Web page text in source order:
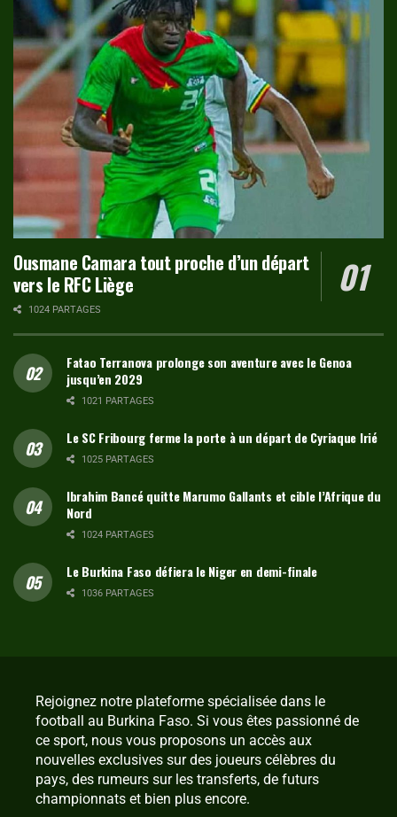
Ousmane Camara tout proche d’un départ
vers le RFC Liège
1024 PARTAGES
Fatao Terranova prolonge son aventure avec le Genoa
jusqu’en 2029
1021 PARTAGES
Le SC Fribourg ferme la porte à un départ de Cyriaque Irié
1025 PARTAGES
Ibrahim Bancé quitte Marumo Gallants et cible l’Afrique du
Nord
1024 PARTAGES
Le Burkina Faso défiera le Niger en demi-finale
1036 PARTAGES
Rejoignez notre plateforme spécialisée dans le
football au Burkina Faso. Si vous êtes passionné de
ce sport, nous vous proposons un accès aux
nouvelles exclusives sur des joueurs célèbres du
pays, des rumeurs sur les transferts, de futurs
championnats et bien plus encore.